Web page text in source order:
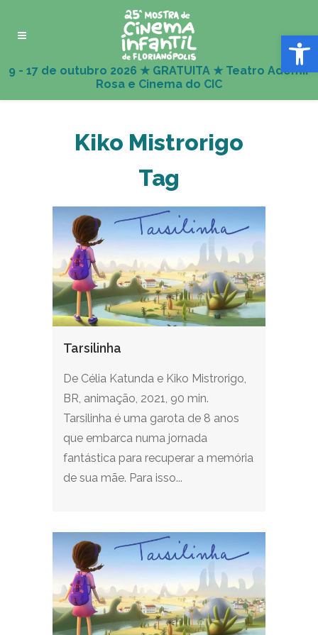
Abrir
Kiko Mistrorigo
Tag
Tarsilinha
De Célia Katunda e Kiko Mistrorigo,
BR, animação, 2021, 90 min.
Tarsilinha é uma garota de 8 anos
que embarca numa jornada
fantástica para recuperar a memória
de sua mãe. Para isso...